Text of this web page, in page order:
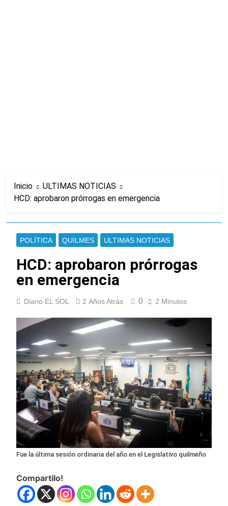
Inicio
ULTIMAS NOTICIAS
HCD: aprobaron prórrogas en emergencia
POLÍTICA QUILMES ULTIMAS NOTICIAS
HCD: aprobaron prórrogas
en emergencia
Diario EL SOL 2 Años Atrás 0 2 Minutos
Fue la última sesión ordinaria del año en el Legislativo quilmeño
Compartilo!